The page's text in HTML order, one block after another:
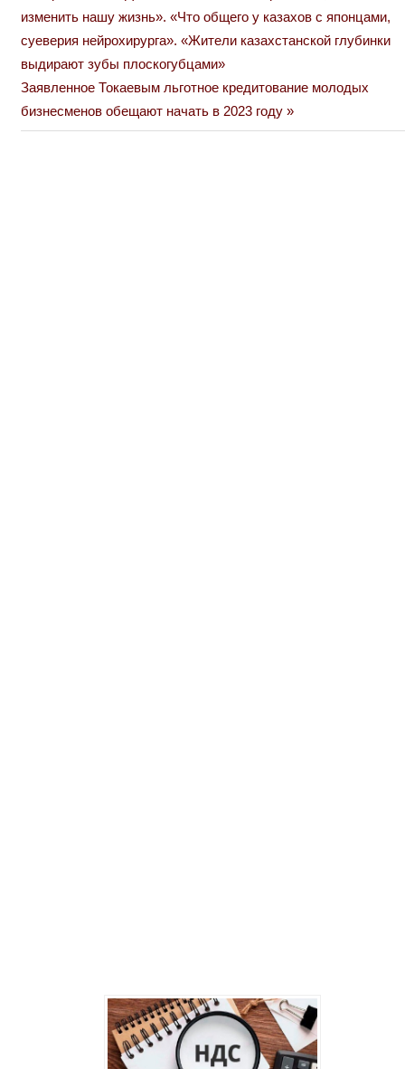
по
записям
изменить нашу жизнь». «Что общего у казахов с японцами,
суеверия нейрохирурга». «Жители казахстанской глубинки
выдирают зубы плоскогубцами»
Next
Post:
Заявленное Токаевым льготное кредитование молодых
бизнесменов обещают начать в 2023 году